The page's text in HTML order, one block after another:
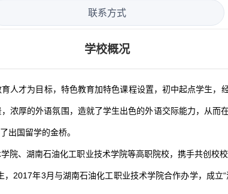
联系方式
学校概况
才为目标，特色教育加特色课程设置，初中起点学生，
浓厚的外语氛围，造就了学生出色的外语交际能力，从
出国留学的金桥。
院、湖南石油化工职业技术学院等高职院校，携手共创校
2017年3月与湖南石油化工职业技术学院合作办学，成